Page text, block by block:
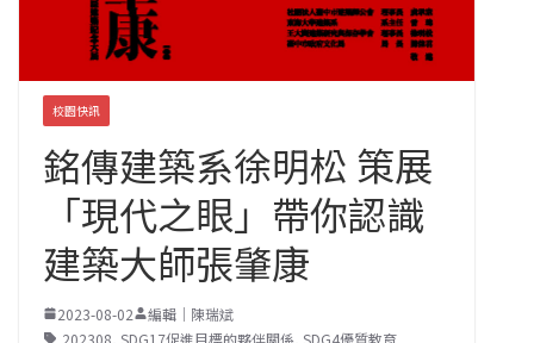
校園快訊
銘傳建築系徐明松 策展
「現代之眼」帶你認識
建築大師張肇康
2023-08-02
編輯｜陳瑞斌
202308, SDG17促進目標的夥伴關係, SDG4優質教育